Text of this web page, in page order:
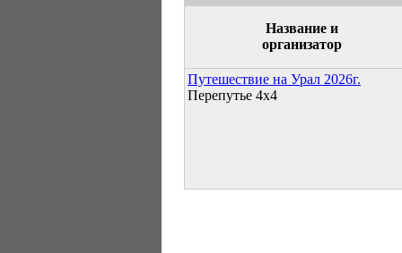
Название и
организатор
Путешествие на Урал 2026г.
Перепутье 4х4